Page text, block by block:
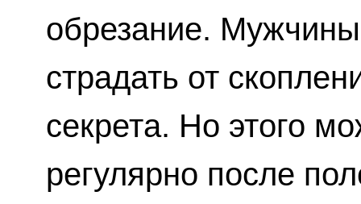
обрезание.
страдать от
секрета. Но этого
регулярно после